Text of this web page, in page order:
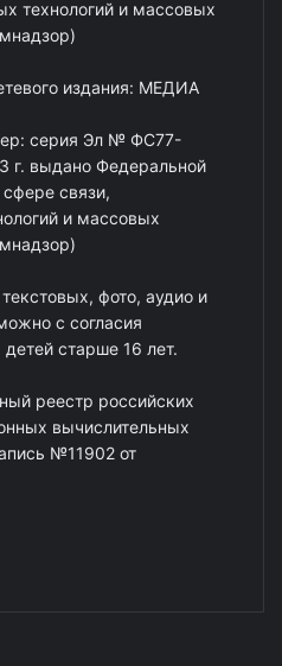
технологий и массовых
издания: МЕДИА
серия Эл № ФС77-
г. выдано Федеральной
связи,
и массовых
фото, аудио и
с согласия
старше 16 лет.
реестр российских
вычислительных
№11902 от